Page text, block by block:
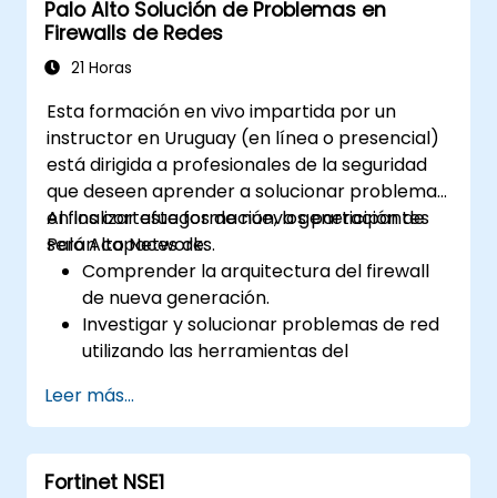
soluciones de Fortinet para brindar una
respuesta coordinada ante incidentes
cibernéticos.
Palo Alto Solución de Problemas en
Firewalls de Redes
21 Horas
Esta formación en vivo impartida por un
instructor en Uruguay (en línea o presencial)
está dirigida a profesionales de la seguridad
que deseen aprender a solucionar problemas
en los cortafuegos de nueva generación de
Palo Alto Networks.
Al finalizar esta formación, los participantes
serán capaces de:
Comprender la arquitectura del firewall
de nueva generación.
Investigar y solucionar problemas de red
utilizando las herramientas del
Analizar registros avanzados para
resolver escenarios de la vida real.
Leer más...
Fortinet NSE1